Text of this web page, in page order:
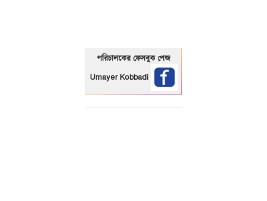
পরিচালকের ফেসবুক পেজ
Umayer Kobbadi